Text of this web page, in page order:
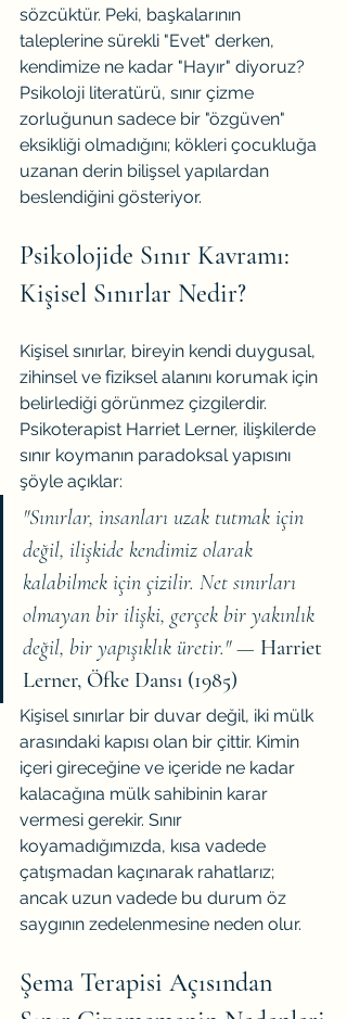
sözcüktür. Peki, başkalarının
taleplerine sürekli "Evet" derken,
kendimize ne kadar "Hayır" diyoruz?
Psikoloji literatürü, sınır çizme
zorluğunun sadece bir "özgüven"
eksikliği olmadığını; kökleri çocukluğa
uzanan derin bilişsel yapılardan
beslendiğini gösteriyor.
Psikolojide Sınır Kavramı:
Kişisel Sınırlar Nedir?
Kişisel sınırlar, bireyin kendi duygusal,
zihinsel ve fiziksel alanını korumak için
belirlediği görünmez çizgilerdir.
Psikoterapist Harriet Lerner, ilişkilerde
sınır koymanın paradoksal yapısını
şöyle açıklar:
"Sınırlar, insanları uzak tutmak için
değil, ilişkide kendimiz olarak
kalabilmek için çizilir. Net sınırları
olmayan bir ilişki, gerçek bir yakınlık
değil, bir yapışıklık üretir." — Harriet
Lerner, Öfke Dansı (1985)
Kişisel sınırlar bir duvar değil, iki mülk
arasındaki kapısı olan bir çittir. Kimin
içeri gireceğine ve içeride ne kadar
kalacağına mülk sahibinin karar
vermesi gerekir. Sınır
koyamadığımızda, kısa vadede
çatışmadan kaçınarak rahatlarız;
ancak uzun vadede bu durum öz
saygının zedelenmesine neden olur.
Şema Terapisi Açısından